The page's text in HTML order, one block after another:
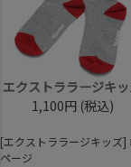
エクストララージキ
1,100円 (税込)
[エクストララージキッズ
ページ